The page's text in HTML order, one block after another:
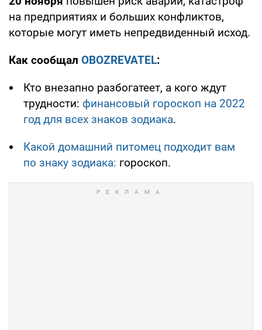
на предприятиях и больших конфликтов,
которые могут иметь непредвиденный исход.
Как сообщал OBOZREVATEL:
Кто внезапно разбогатеет, а кого ждут
трудности: финансовый гороскоп на 2022
год для всех знаков зодиака.
Какой домашний питомец подходит вам
по знаку зодиака: гороскоп.